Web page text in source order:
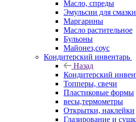
Масло, спреды
Эмульсии для
Маргарины
Масло растительное
Бульоны
Майонез,соус
Кондитерский инвентарь
Назад
Кондитерский
Топперы, свечи
Пластиковые формы
весы,термометры
Открытки, наклейки
Глазирование и